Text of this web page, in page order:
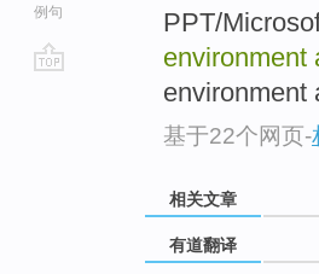
例句
PPT/
environment
environment
基于22个网页-
相关文章
有道翻译